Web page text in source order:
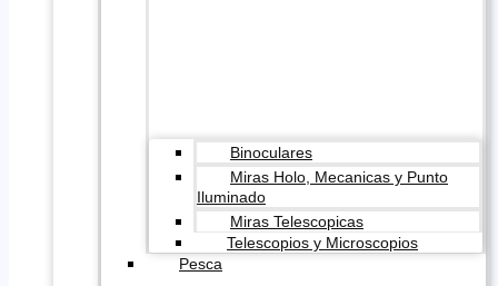
Binoculares
Miras Holo, Mecanicas y Punto
Iluminado
Miras Telescopicas
Telescopios y Microscopios
Pesca